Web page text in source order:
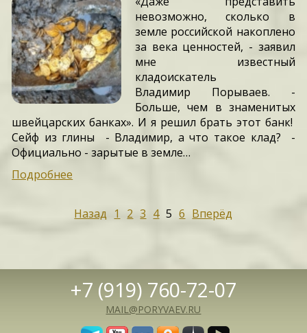
невозможно, сколько в
земле российской накоплено
за века ценностей, - заявил
мне известный
кладоискатель
Владимир Порываев. -
Больше, чем в знаменитых
швейцарских банках». И я решил брать этот банк!
Сейф из глины - Владимир, а что такое клад? -
Официально - зарытые в земле…
Подробнее
Назад 1 2 3 4 5 6 Вперёд
+7 (919) 760-72-07
MAIL@PORYVAEV.RU